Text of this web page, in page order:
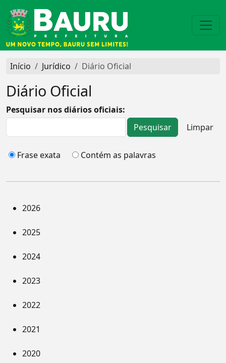
Início Jurídico Diário Oficial
Diário Oficial
Pesquisar nos diários oficiais:
Frase exata Contém as palavras
2026
2025
2024
2023
2022
2021
2020